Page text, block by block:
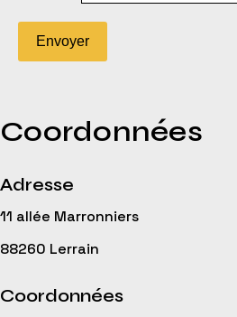
Envoyer
Coordonnées
Adresse
11 allée Marronniers
88260 Lerrain
Coordonnées